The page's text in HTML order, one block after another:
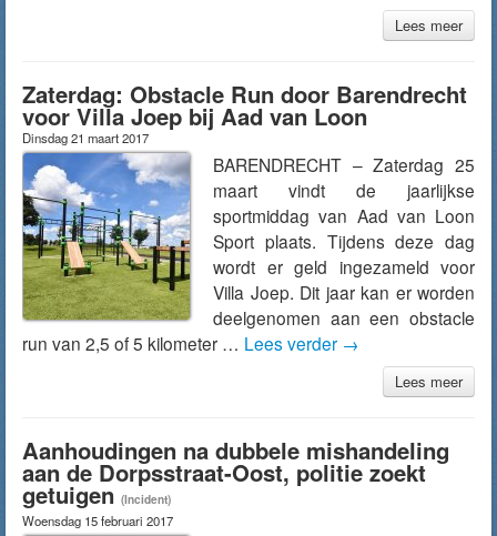
Lees meer
Zaterdag: Obstacle Run door Barendrecht
voor Villa Joep bij Aad van Loon
Dinsdag 21 maart 2017
BARENDRECHT – Zaterdag 25
maart vindt de jaarlijkse
sportmiddag van Aad van Loon
Sport plaats. Tijdens deze dag
wordt er geld ingezameld voor
Villa Joep. Dit jaar kan er worden
deelgenomen aan een obstacle
run van 2,5 of 5 kilometer … Lees verder →
Lees meer
Aanhoudingen na dubbele mishandeling
aan de Dorpsstraat-Oost, politie zoekt
getuigen (Incident)
Woensdag 15 februari 2017